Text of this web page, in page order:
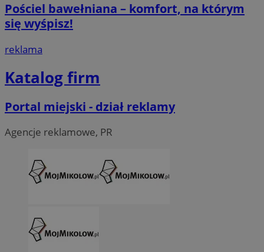
Pościel bawełniana – komfort, na którym
się wyśpisz!
reklama
Katalog firm
Portal miejski - dział reklamy
Agencje reklamowe, PR